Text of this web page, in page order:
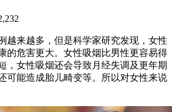
越来越多，但是科学家研究发现，女性
的危害更大。女性吸烟比男性更容易得
，女性吸烟还会导致月经失调及更年期
可能造成胎儿畸变等。所以对女性来说